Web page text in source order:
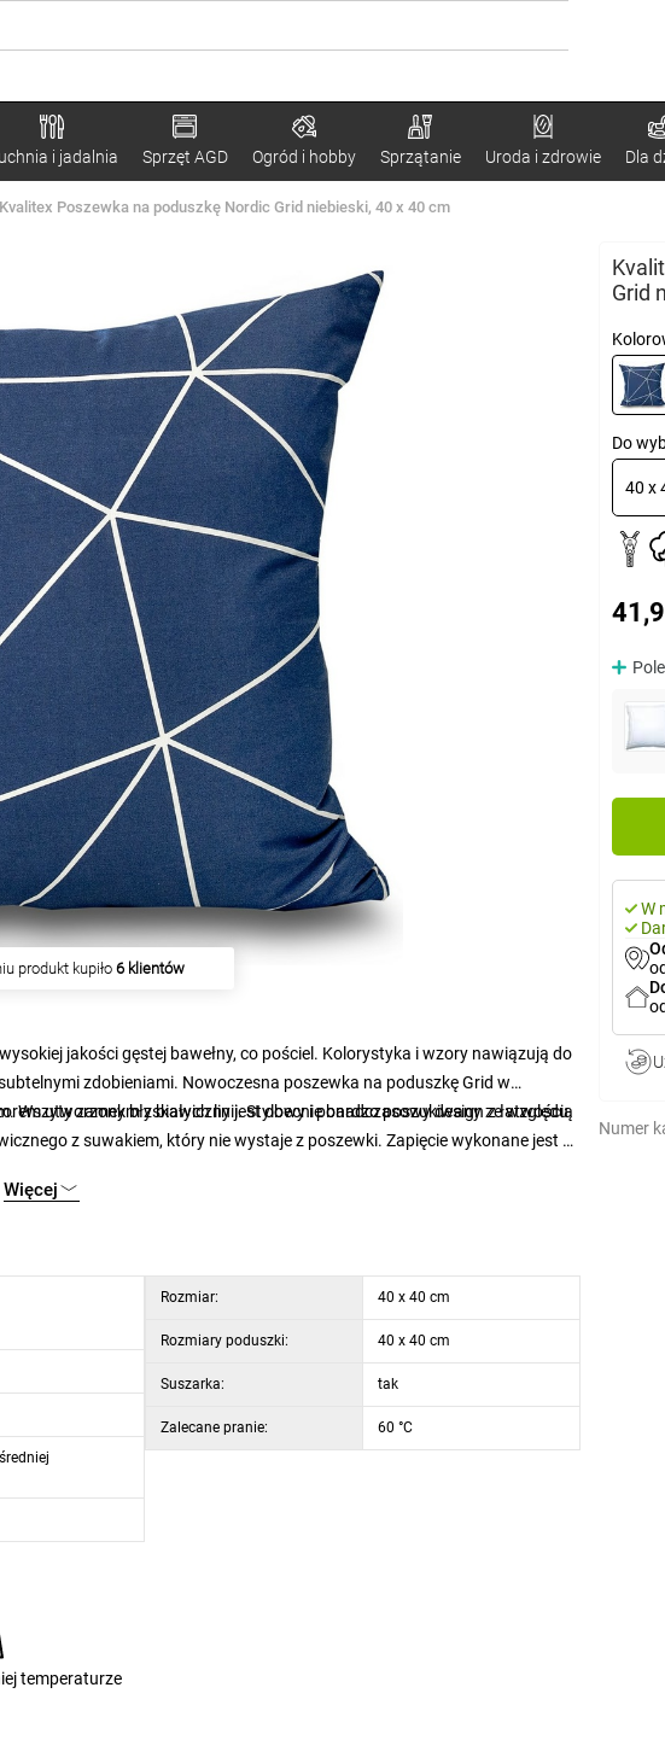
i jadalnia Sprzęt AGD Ogród i hobby Sprzątanie Uroda i zdrowie Dla
Kvalitex Poszewka na poduszkę Nordic Grid niebieski, 40 x 40 cm
produkt kupiło6 klientów
Grid
Do
40 x
W
Numer
jakości gęstej bawełny, co pościel. Kolorystyka i wzory nawiązują do
zdobieniami. Nowoczesna poszewka na poduszkę Grid w
utworzonym z białych linii. Stylowy i ponadczasowy design z łatwością
zamek błyskawiczny jest obecnie bardzo poszukiwany ze względu
z suwakiem, który nie wystaje z poszewki. Zapięcie wykonane jest z
Więcej
Rozmiar: 40 x 40 cm
Rozmiary poduszki: 40 x 40 cm
Suszarka: tak
Zalecane pranie: 60 °C
temperaturze